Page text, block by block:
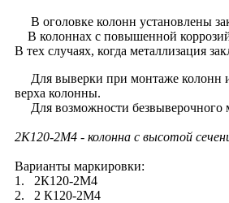
В оголовке колонн установлены
В колоннах с повышенной
В тех случаях, когда металлизация
Для выверки при монтаже колонн и
верха колонны.
Для возможности безвыверочного
2К120-2М4 - колонна с высотой
Варианты маркировки:
1. 2К120-2М4
2. 2 К120-2М4